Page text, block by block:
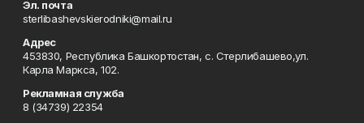
Эл. почта
sterlibashevskierodniki@mail.ru
Адрес
453830, Республика Башкортостан, c. Стерлибашево,ул.
Карла Маркса, 102.
Рекламная служба
8 (34739) 22354